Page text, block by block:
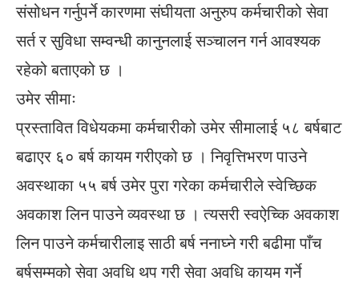
संसोधन गर्नुपर्ने कारणमा संघीयता अनुरुप कर्मचारीको सेवा
सर्त र सुविधा सम्वन्धी कानुनलाई सञ्चालन गर्न आवश्यक
रहेको बताएको छ ।
उमेर सीमाः
प्रस्तावित विधेयकमा कर्मचारीको उमेर सीमालाई ५८ बर्षबाट
बढाएर ६० बर्ष कायम गरीएको छ । निवृत्तिभरण पाउने
अवस्थाका ५५ बर्ष उमेर पुरा गरेका कर्मचारीले स्वेच्छिक
अवकाश लिन पाउने व्यवस्था छ । त्यसरी स्वऐच्कि अवकाश
लिन पाउने कर्मचारीलाइ साठी बर्ष ननाघ्ने गरी बढीमा पाँच
बर्षसम्मको सेवा अवधि थप गरी सेवा अवधि कायम गर्ने